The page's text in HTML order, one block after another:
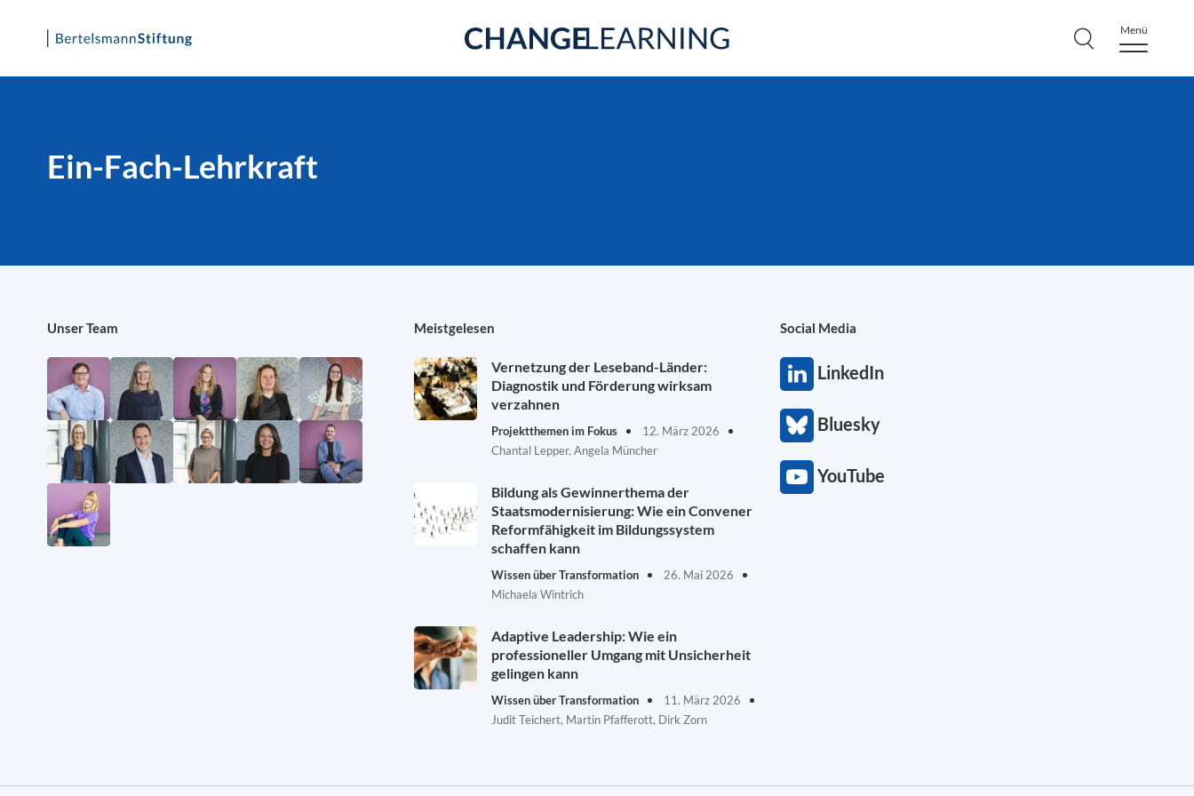
Skip
Menü
Ein-Fach-Lehrkraft
Unser Team Meistgelesen
Vernetzung der Leseband-Länder:
Diagnostik und Förderung wirksam
verzahnen
Projektthemen im Fokus
12. März 2026
Chantal Lepper, Angela Müncher
Bildung als Gewinnerthema der
Staatsmodernisierung: Wie ein Convener
Reformfähigkeit im Bildungssystem
schaffen kann
Wissen über Transformation
26. Mai 2026
Michaela Wintrich
Adaptive Leadership: Wie ein
professioneller Umgang mit Unsicherheit
gelingen kann
Wissen über Transformation
11. März 2026
Judit Teichert, Martin Pfafferott, Dirk Zorn
Social Media
LinkedIn
Bluesky
YouTube